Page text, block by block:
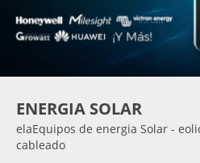
ENERGIA SOLAR
elaEquipos de energia Solar -
cableado